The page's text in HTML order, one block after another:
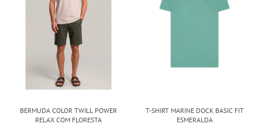
BERMUDA COLOR TWILL POWER
RELAX COM FLORESTA
T-SHIRT MARINE DOCK BASIC FIT
ESMERALDA